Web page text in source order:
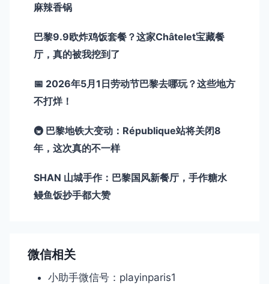
麻辣香锅
巴黎9.9欧炸鸡饭套餐？这家Châtelet宝藏餐
厅，真的被我挖到了
📅 2026年5月1日劳动节巴黎去哪玩？这些地方
不打烊！
🚇 巴黎地铁大变动：République站将关闭8
年，这次真的不一样
SHAN 山城手作：巴黎国风新餐厅，手作糖水
鳗鱼饭抄手都大赞
微信相关
小助手微信号：playinparis1